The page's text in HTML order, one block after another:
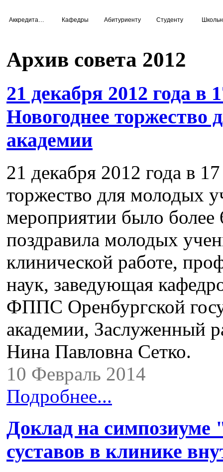
Кафедры Абитуриенту Студенту
Архив совета 2012
21 декабря 2012 года в
Новогоднее торжество
академии
21 декабря 2012 года в
торжество для молодых
мероприятии было более
поздравила молодых
клинической работе,
наук, заведующая
ФППС Оренбургской
академии, Заслуженный
Нина Павловна Сетко.
10 Февраль 2014
Подробнее...
Доклад на симпозиуме
суставов в клинике